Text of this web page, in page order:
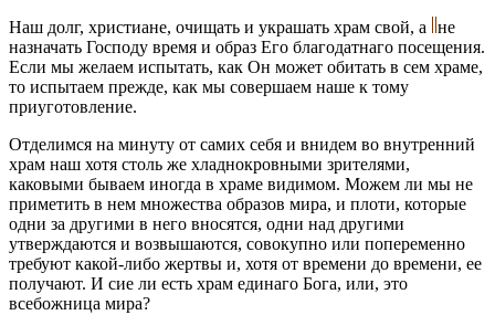
Наш долг, христиане, очищать и украшать храм свой, а
не
назначать Господу время и образ Его благодатнаго посещения.
Если мы желаем испытать, как Он может обитать в сем храме,
то испытаем прежде, как мы совершаем наше к тому
приуготовление.
Отделимся на минуту от самих себя и внидем во внутренний
храм наш хотя столь же хладнокровными зрителями,
каковыми бываем иногда в храме видимом. Можем ли мы не
приметить в нем множества образов мира, и плоти, которые
одни за другими в него вносятся, одни над другими
утверждаются и возвышаются, совокупно или попеременно
требуют какой-либо жертвы и, хотя от времени до времени, ее
получают. И сие ли есть храм единаго Бога, или, это
всебожница мира?